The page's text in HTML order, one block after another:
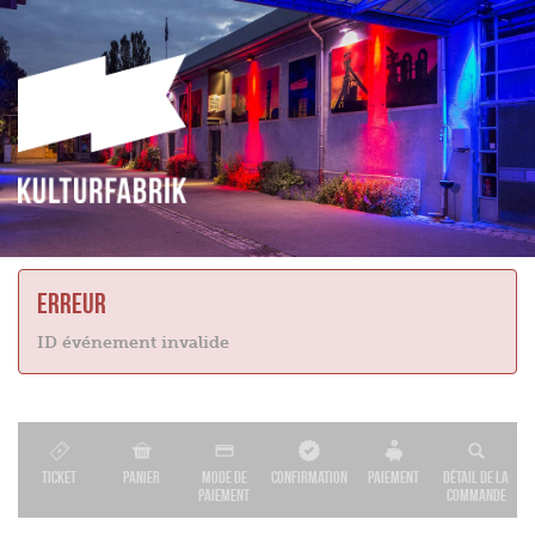
Erreur
ID événement invalide
Ticket Panier
Mode de
paiement
Confirmation Paiement
Détail de la
commande